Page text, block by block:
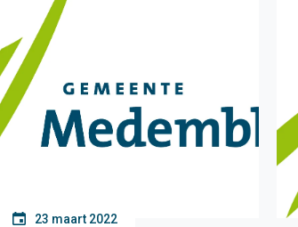
23 maart 2022